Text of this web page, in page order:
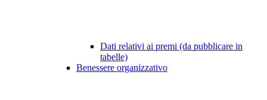
Dati relativi ai premi (da pubblicare in
tabelle)
Benessere organizzativo